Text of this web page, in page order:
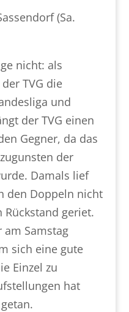
(Sa.
nicht: als
TVG die
und
der TVG einen
Gegner, da das
der
Damals lief
den Doppeln nicht
geriet.
am Samstag
sich eine gute
Einzel zu
hat